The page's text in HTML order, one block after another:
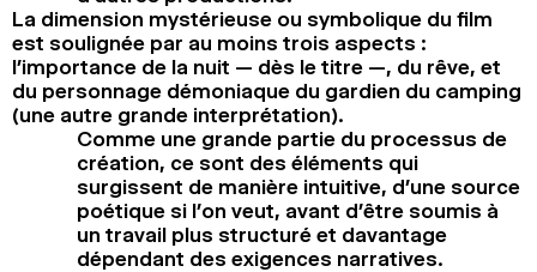
La dimension mystérieuse ou symbolique du film
est soulignée par au moins trois aspects :
l’importance de la nuit — dès le titre —, du rêve, et
du personnage démoniaque du gardien du camping
(une autre grande interprétation).
Comme une grande partie du processus de
création, ce sont des éléments qui
surgissent de manière intuitive, d’une source
poétique si l’on veut, avant d’être soumis à
un travail plus structuré et davantage
dépendant des exigences narratives.